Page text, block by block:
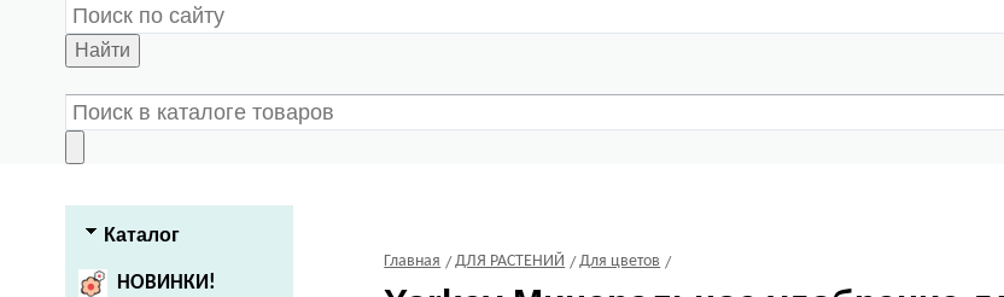
Найти
Каталог
НОВИНКИ!
Главная ДЛЯ РАСТЕНИЙ Для цветов